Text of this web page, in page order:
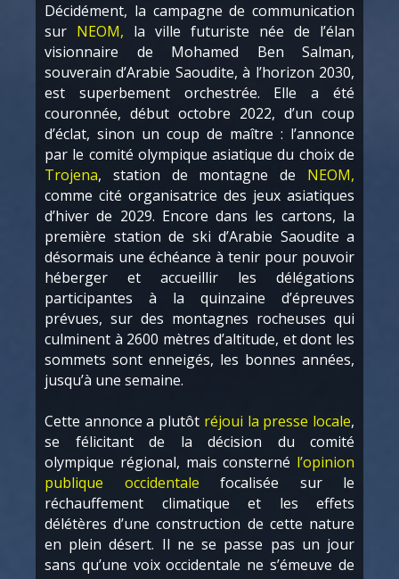
Décidément, la campagne de communication
sur NEOM, la ville futuriste née de l’élan
visionnaire de Mohamed Ben Salman,
souverain d’Arabie Saoudite, à l’horizon 2030,
est superbement orchestrée. Elle a été
couronnée, début octobre 2022, d’un coup
d’éclat, sinon un coup de maître : l’annonce
par le comité olympique asiatique du choix de
Trojena, station de montagne de NEOM,
comme cité organisatrice des jeux asiatiques
d’hiver de 2029. Encore dans les cartons, la
première station de ski d’Arabie Saoudite a
désormais une échéance à tenir pour pouvoir
héberger et accueillir les délégations
participantes à la quinzaine d’épreuves
prévues, sur des montagnes rocheuses qui
culminent à 2600 mètres d’altitude, et dont les
sommets sont enneigés, les bonnes années,
jusqu’à une semaine.
Cette annonce a plutôt réjoui la presse locale,
se félicitant de la décision du comité
olympique régional, mais consterné l’opinion
publique occidentale focalisée sur le
réchauffement climatique et les effets
délétères d’une construction de cette nature
en plein désert. Il ne se passe pas un jour
sans qu’une voix occidentale ne s’émeuve de